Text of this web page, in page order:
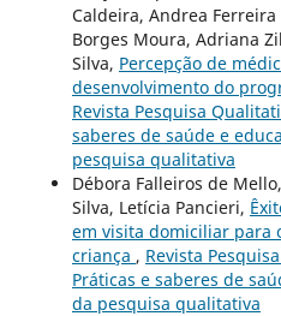
Caldeira, Andrea
Borges Moura, Adriana
Silva, Percepção de
desenvolvimento do
Revista Pesquisa
saberes de saúde e
pesquisa qualitativa
Débora Falleiros de
Silva, Letícia Pancieri,
em visita domiciliar para
criança , Revista
Práticas e saberes de
da pesquisa qualitativa